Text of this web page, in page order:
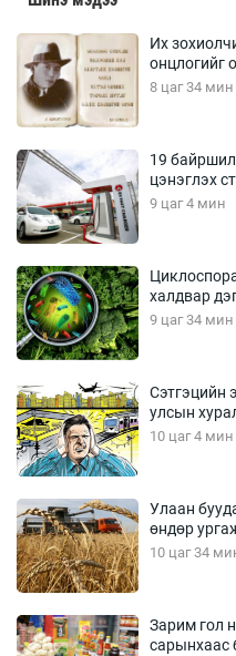
Их
онцлогийг
8 цаг 34 мин
19
цэнэглэх
9 цаг 4 мин
халдвар
9 цаг 34 мин
Сэтгэцийн
улсын
10 цаг 4 мин
Улаан
өндөр
10 цаг 34
Зарим гол
сарынхаас